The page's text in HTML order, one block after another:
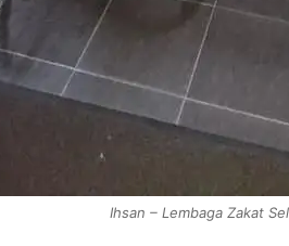
Ihsan – Lembaga Zakat